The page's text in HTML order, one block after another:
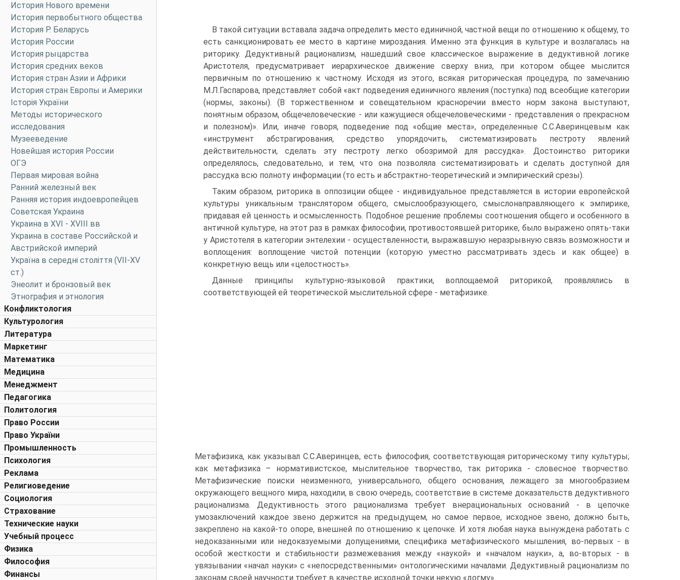
История Нового времени
История первобытного общества
История Р. Беларусь
История России
История рыцарства
История средних веков
История стран Азии и Африки
История стран Европы и Америки
Історія України
Методы исторического
исследования
Музееведение
Новейшая история России
ОГЭ
Первая мировая война
Ранний железный век
Ранняя история индоевропейцев
Советская Украина
Украина в XVI - XVIII вв
Украина в составе Российской и
Австрийской империй
Україна в середні століття (VII-XV
ст.)
Энеолит и бронзовый век
Этнография и этнология
Конфликтология
Культурология
Литература
Маркетинг
Математика
Медицина
Менеджмент
Педагогика
Политология
Право России
Право України
Промышленность
Психология
Реклама
Религиоведение
Социология
Страхование
Технические науки
Учебный процесс
Физика
Философия
Финансы
В такой ситуации вставала задача определить место единичной, частной вещи по отношению к общему, то
есть санкционировать ее место в картине мироздания. Именно эта функция в культуре и возлагалась на
риторику. Дедуктивный рационализм, нашедший свое классическое выражение в дедуктивной логике
Аристотеля, предусматривает иерархическое движение сверху вниз, при котором общее мыслится
первичным по отношению к частному. Исходя из этого, всякая риторическая процедура, по замечанию
М.Л.Гаспарова, представляет собой «акт подведения единичного явления (поступка) под всеобщие категории
(нормы, законы). (В торжественном и совещательном красноречии вместо норм закона выступают,
понятным образом, общечеловеческие - или кажущиеся общечеловеческими - представления о прекрасном
и полезном)». Или, иначе говоря, подведение под «общие места», определенные С.С.Аверинцевым как
«инструмент абстрагирования, средство упорядочить, систематизировать пестроту явлений
действительности, сделать эту пестроту легко обозримой для рассудка». Достоинство риторики
определялось, следовательно, и тем, что она позволяла систематизировать и сделать доступной для
рассудка всю полноту информации (то есть и абстрактно-теоретический и эмпирический срезы).
Таким образом, риторика в оппозиции общее - индивидуальное представляется в истории европейской
культуры уникальным транслятором общего, смыслообразующего, смыслонаправляющего к эмпирике,
придавая ей ценность и осмысленность. Подобное решение проблемы соотношения общего и особенного в
античной культуре, на этот раз в рамках философии, противостоявшей риторике, было выражено опять-таки
у Аристотеля в категории энтелехии - осуществленности, выражавшую неразрывную связь возможности и
воплощения: воплощение чистой потенции (которую уместно рассматривать здесь и как общее) в
конкретную вещь или «целостность».
Данные принципы культурно-языковой практики, воплощаемой риторикой, проявлялись в
соответствующей ей теоретической мыслительной сфере - метафизике.
Метафизика, как указывал С.С.Аверинцев, есть философия, соответствующая риторическому типу культуры;
как метафизика – нормативистское, мыслительное творчество, так риторика - словесное творчество.
Метафизические поиски неизменного, универсального, общего основания, лежащего за многообразием
окружающего вещного мира, находили, в свою очередь, соответствие в системе доказательств дедуктивного
рационализма. Дедуктивность этого рационализма требует внерациональных оснований - в цепочке
умозаключений каждое звено держится на предыдущем, но самое первое, исходное звено, должно быть,
закреплено на какой-то опоре, внешней по отношению к цепочке. И хотя любая наука вынуждена работать с
недоказанными или недоказуемыми допущениями, специфика метафизического мышления, во-первых - в
особой жесткости и стабильности размежевания между «наукой» и «началом науки», а, во-вторых - в
увязывании «начал науки» с «непосредственными» онтологическими началами. Дедуктивный рационализм по
законам своей научности требует в качестве исходной точки некую «догму».